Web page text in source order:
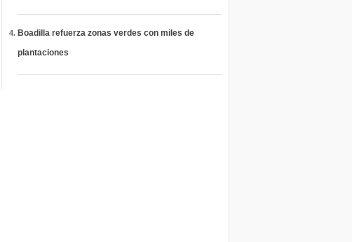
Boadilla refuerza zonas verdes con miles de
plantaciones